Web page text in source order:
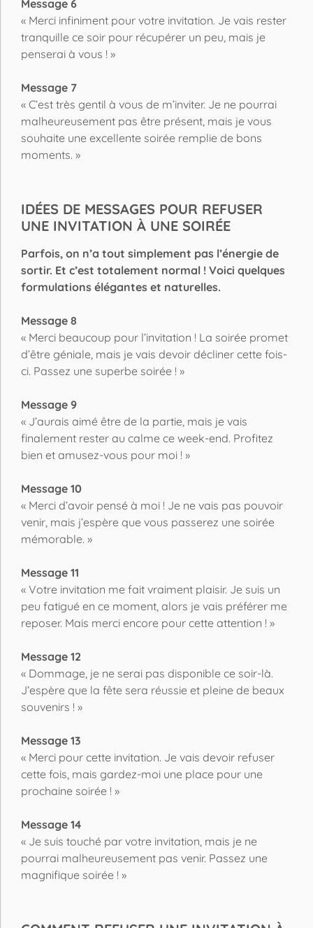
Message 6
« Merci infiniment pour votre invitation. Je vais rester
tranquille ce soir pour récupérer un peu, mais je
penserai à vous ! »
Message 7
« C’est très gentil à vous de m’inviter. Je ne pourrai
malheureusement pas être présent, mais je vous
souhaite une excellente soirée remplie de bons
moments. »
IDÉES DE MESSAGES POUR REFUSER
UNE INVITATION À UNE SOIRÉE
Parfois, on n’a tout simplement pas l’énergie de
sortir. Et c’est totalement normal ! Voici quelques
formulations élégantes et naturelles.
Message 8
« Merci beaucoup pour l’invitation ! La soirée promet
d’être géniale, mais je vais devoir décliner cette fois-
ci. Passez une superbe soirée ! »
Message 9
« J’aurais aimé être de la partie, mais je vais
finalement rester au calme ce week-end. Profitez
bien et amusez-vous pour moi ! »
Message 10
« Merci d’avoir pensé à moi ! Je ne vais pas pouvoir
venir, mais j’espère que vous passerez une soirée
mémorable. »
Message 11
« Votre invitation me fait vraiment plaisir. Je suis un
peu fatigué en ce moment, alors je vais préférer me
reposer. Mais merci encore pour cette attention ! »
Message 12
« Dommage, je ne serai pas disponible ce soir-là.
J’espère que la fête sera réussie et pleine de beaux
souvenirs ! »
Message 13
« Merci pour cette invitation. Je vais devoir refuser
cette fois, mais gardez-moi une place pour une
prochaine soirée ! »
Message 14
« Je suis touché par votre invitation, mais je ne
pourrai malheureusement pas venir. Passez une
magnifique soirée ! »